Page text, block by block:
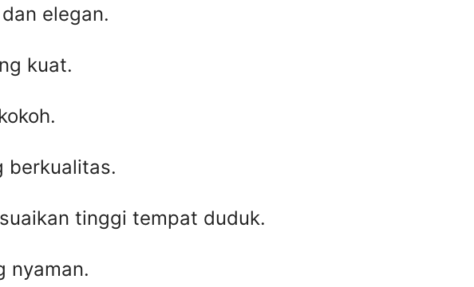
elegan.
kuat.
berkualitas.
tinggi tempat duduk.
nyaman.